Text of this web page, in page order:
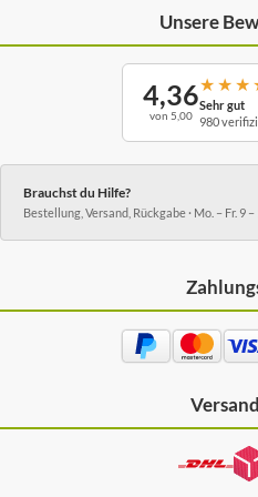
Unsere
4,36
von 5,00
★ ★ ★
Sehr gut
980
Brauchst du Hilfe?
Bestellung, Versand, Rückgabe · Mo. – Fr. 9